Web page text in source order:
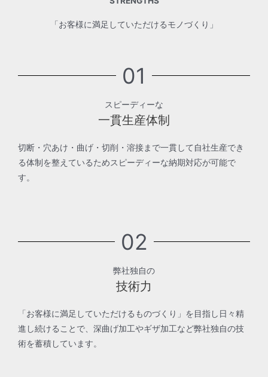
「お客様に満足していただけるモノづくり」
01
スピーディーな
一貫生産体制
切断・穴あけ・曲げ・切削・溶接まで一貫して自社生産でき
る体制を整えているためスピーディーな納期対応が可能で
す。
02
弊社独自の
技術力
「お客様に満足していただけるものづくり」を目指し日々精
進し続けることで、深曲げ加工やギザ加工など弊社独自の技
術を蓄積しています。